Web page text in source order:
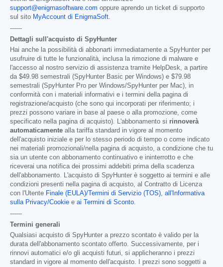
support@enigmasoftware.com oppure aprendo un ticket di supporto
sul sito MyAccount di EnigmaSoft.
------
Dettagli sull'acquisto di SpyHunter
Hai anche la possibilità di abbonarti immediatamente a SpyHunter per
usufruire di tutte le funzionalità, inclusa la rimozione di malware e
l'accesso al nostro servizio di assistenza tramite HelpDesk, a partire
da $49.98 semestrali (SpyHunter Basic per Windows) e $79.98
semestrali (SpyHunter Pro per Windows/SpyHunter per Mac), in
conformità con i materiali informativi e i termini della pagina di
registrazione/acquisto (che sono qui incorporati per riferimento; i
prezzi possono variare in base al paese o alla promozione, come
specificato nella pagina di acquisto). L'abbonamento si rinnoverà
automaticamente alla tariffa standard in vigore al momento
dell'acquisto iniziale e per lo stesso periodo di tempo o come indicato
nei materiali promozionali/nella pagina di acquisto, a condizione che tu
sia un utente con abbonamento continuativo e ininterrotto e che
riceverai una notifica dei prossimi addebiti prima della scadenza
dell'abbonamento. L'acquisto di SpyHunter è soggetto ai termini e alle
condizioni presenti nella pagina di acquisto, al Contratto di Licenza
con l'Utente Finale (EULA)/Termini di Servizio (TOS), all'Informativa
sulla Privacy/Cookie e ai Termini di Sconto.
------
Termini generali
Qualsiasi acquisto di SpyHunter a prezzo scontato è valido per la
durata dell'abbonamento scontato offerto. Successivamente, per i
rinnovi automatici e/o gli acquisti futuri, si applicheranno i prezzi
standard in vigore al momento dell'acquisto. I prezzi sono soggetti a